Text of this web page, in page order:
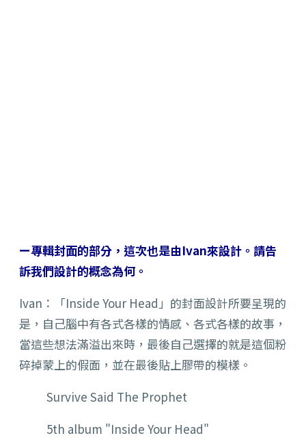
ー專輯封面的部分，這次也是由Ivan來設計。請告
訴我們設計的概念為何。
Ivan：「Inside Your Head」的封面設計所要呈現的
是，自己腦中有各式各樣的情感、各式各樣的故事，
當這些想法滿溢出來時，最後自己選擇的就是這個粉
碎掉蒙上的假面，並在最後貼上膠帶的模樣。
Survive Said The Prophet
5th album "Inside Your Head"